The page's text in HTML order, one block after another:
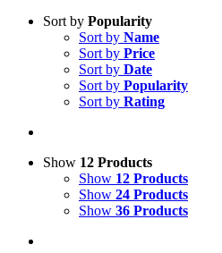
Sort by Popularity
Sort by Name
Sort by Price
Sort by Date
Sort by Popularity
Sort by Rating
Show 12 Products
Show 12 Products
Show 24 Products
Show 36 Products